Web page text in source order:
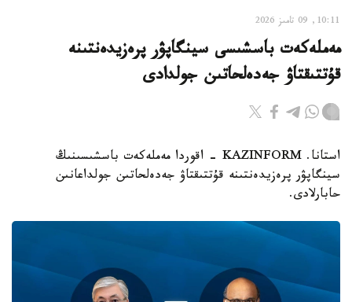
10:11, 09 تامىز 2026
مەملەكەت باسشىسى سينگاپۋر پرەزيدەنتىنە
قۇتتىقتاۋ جەدەلحاتىن جولدادى
استانا. KAZINFORM - اقوردا مەملەكەت باسشىسىنىڭ
سينگاپۋر پرەزيدەنتىنە قۇتتىقتاۋ جەدەلحاتىن جولداعانىن
حابارلادى.